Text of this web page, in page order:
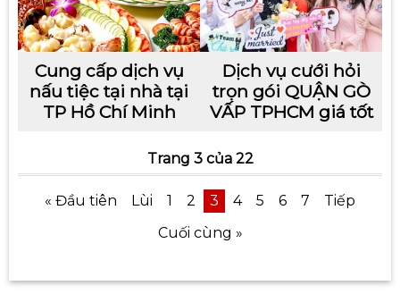
Cung cấp dịch vụ
nấu tiệc tại nhà tại
TP Hồ Chí Minh
Dịch vụ cưới hỏi
trọn gói QUẬN GÒ
VẤP TPHCM giá tốt
Trang 3 của 22
« Đầu tiên Lùi 1 2 3 4 5 6 7
Tiếp
Cuối cùng »